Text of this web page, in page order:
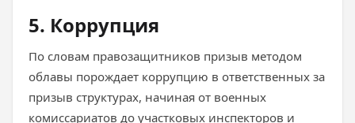
5. Коррупция
По словам правозащитников призыв методом
облавы порождает коррупцию в ответственных за
призыв структурах, начиная от военных
комиссариатов до участковых инспекторов и